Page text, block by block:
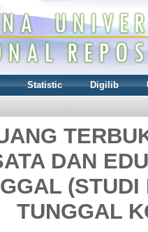
Statistic Digilib
DAN
TUNGGAL